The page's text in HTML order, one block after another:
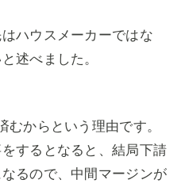
ハウスメーカーではな
述べました。
むからという理由です。
するとなると、結局下請
るので、中間マージンが